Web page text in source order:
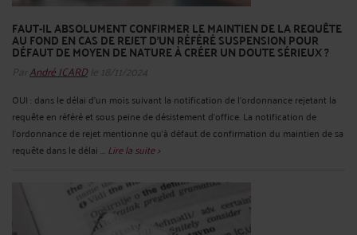
FAUT-IL ABSOLUMENT CONFIRMER LE MAINTIEN DE LA REQUÊTE
AU FOND EN CAS DE REJET D’UN RÉFÉRÉ SUSPENSION POUR
DÉFAUT DE MOYEN DE NATURE À CRÉER UN DOUTE SÉRIEUX ?
ParAndré ICARDle 18/11/2024
OUI : dans le délai d’un mois suivant la notification de l’ordonnance rejetant la
requête en référé et sous peine de désistement d’office. La notification de
l’ordonnance de rejet mentionne qu’à défaut de confirmation du maintien de sa
requête dans le délai ... Lire la suite >